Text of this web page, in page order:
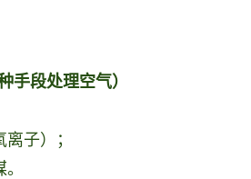
手段处理空气）
子）；